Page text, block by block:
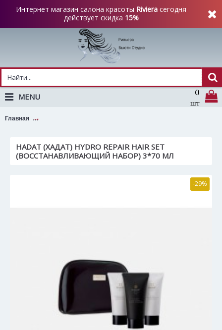
Интернет магазин салона красоты Riviera сегодня
действует скидка 15%
0
шт
MENU
Главная
HADAT (ХАДАТ) HYDRO REPAIR HAIR SET
(ВОССТАНАВЛИВАЮЩИЙ НАБОР) 3*70 МЛ
-29%